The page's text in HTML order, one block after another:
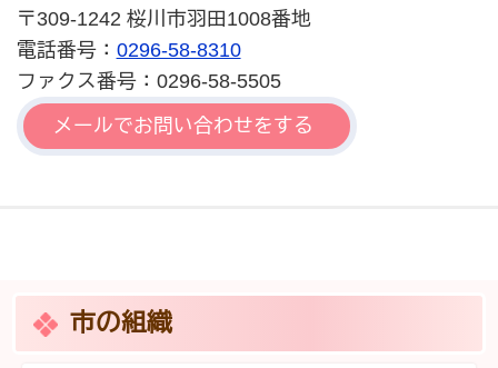
〒309-1242 桜川市羽田1008番地
電話番号： 0296-58-8310
ファクス番号：0296-58-5505
メールでお問い合わせをする
市の組織